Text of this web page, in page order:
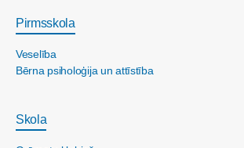
Pirmsskola
Veselība
Bērna psiholoģija un attīstība
Skola